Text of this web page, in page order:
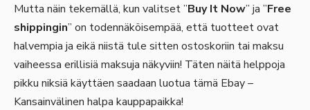
Mutta näin tekemällä, kun valitset ”Buy It Now” ja ”Free
shippingin” on todennäköisempää, että tuotteet ovat
halvempia ja eikä niistä tule sitten ostoskoriin tai maksu
vaiheessa erillisiä maksuja näkyviin! Täten näitä helppoja
pikku niksiä käyttäen saadaan luotua tämä Ebay –
Kansainvälinen halpa kauppapaikka!